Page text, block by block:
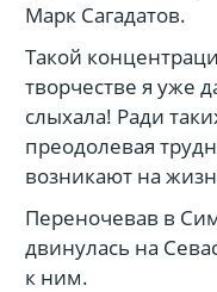
Марк Сагадатов.
Такой
творчестве я уже
слыхала! Ради
преодолевая
возникают на
Переночевав в
двинулась на
к ним.